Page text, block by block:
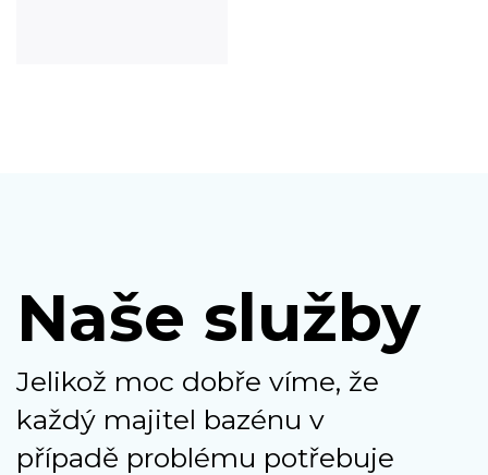
Naše služby
Jelikož moc dobře víme, že
každý majitel bazénu v
případě problému potřebuje